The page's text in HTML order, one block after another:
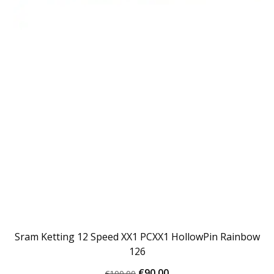
Sram Ketting 12 Speed XX1 PCXX1 HollowPin Rainbow
126